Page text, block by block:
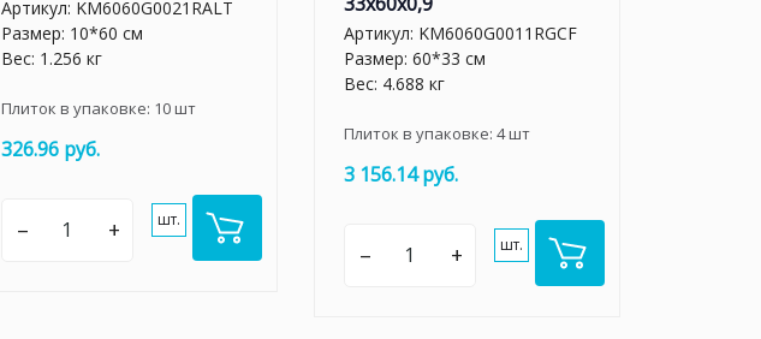
Артикул: KM6060G0021RALT
Размер: 10*60 см
Вес: 1.256 кг
Плиток в упаковке: 10шт
326.96 руб.
– + шт.
Артикул: KM6060G0011RGCF
Размер: 60*33 см
Вес: 4.688 кг
Плиток в упаковке: 4шт
3 156.14 руб.
– + шт.